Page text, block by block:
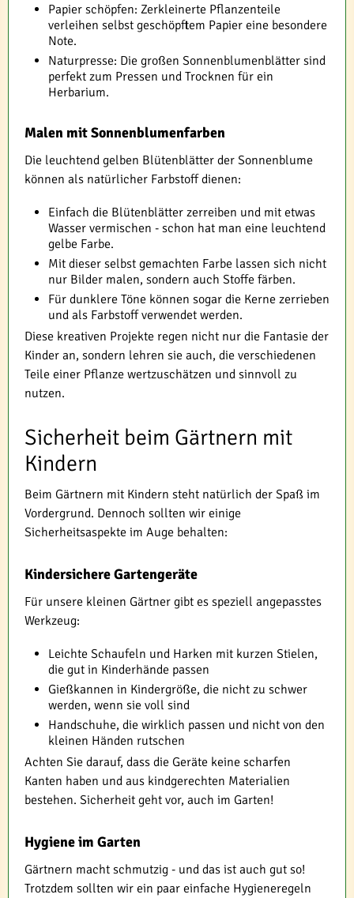
Papier schöpfen: Zerkleinerte Pflanzenteile
verleihen selbst geschöpftem Papier eine besondere
Note.
Naturpresse: Die großen Sonnenblumenblätter sind
perfekt zum Pressen und Trocknen für ein
Herbarium.
Malen mit Sonnenblumenfarben
Die leuchtend gelben Blütenblätter der Sonnenblume
können als natürlicher Farbstoff dienen:
Einfach die Blütenblätter zerreiben und mit etwas
Wasser vermischen - schon hat man eine leuchtend
gelbe Farbe.
Mit dieser selbst gemachten Farbe lassen sich nicht
nur Bilder malen, sondern auch Stoffe färben.
Für dunklere Töne können sogar die Kerne zerrieben
und als Farbstoff verwendet werden.
Diese kreativen Projekte regen nicht nur die Fantasie der
Kinder an, sondern lehren sie auch, die verschiedenen
Teile einer Pflanze wertzuschätzen und sinnvoll zu
nutzen.
Sicherheit beim Gärtnern mit
Kindern
Beim Gärtnern mit Kindern steht natürlich der Spaß im
Vordergrund. Dennoch sollten wir einige
Sicherheitsaspekte im Auge behalten:
Kindersichere Gartengeräte
Für unsere kleinen Gärtner gibt es speziell angepasstes
Werkzeug:
Leichte Schaufeln und Harken mit kurzen Stielen,
die gut in Kinderhände passen
Gießkannen in Kindergröße, die nicht zu schwer
werden, wenn sie voll sind
Handschuhe, die wirklich passen und nicht von den
kleinen Händen rutschen
Achten Sie darauf, dass die Geräte keine scharfen
Kanten haben und aus kindgerechten Materialien
bestehen. Sicherheit geht vor, auch im Garten!
Hygiene im Garten
Gärtnern macht schmutzig - und das ist auch gut so!
Trotzdem sollten wir ein paar einfache Hygieneregeln